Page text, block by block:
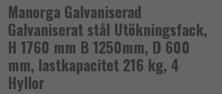
Manorga Galvaniserad
Galvaniserat stål Utökningsfack,
H 1760 mm B 1250mm, D 600
mm, lastkapacitet 216 kg, 4
Hyllor